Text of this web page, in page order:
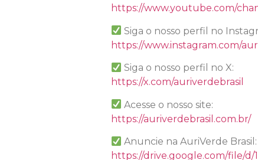
https://www.youtube.com/
Siga o nosso perfil no
https://www.instagram.com/
Siga o nosso perfil no X:
https://x.com/auriverdebrasil
Acesse o nosso site:
https://auriverdebrasil.com.br/
Anuncie na AuriVerde Brasil:
https://drive.google.com/file/d/